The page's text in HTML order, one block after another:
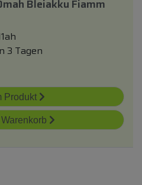
Bleiakku Fiamm
3 Tagen
Produkt
Warenkorb